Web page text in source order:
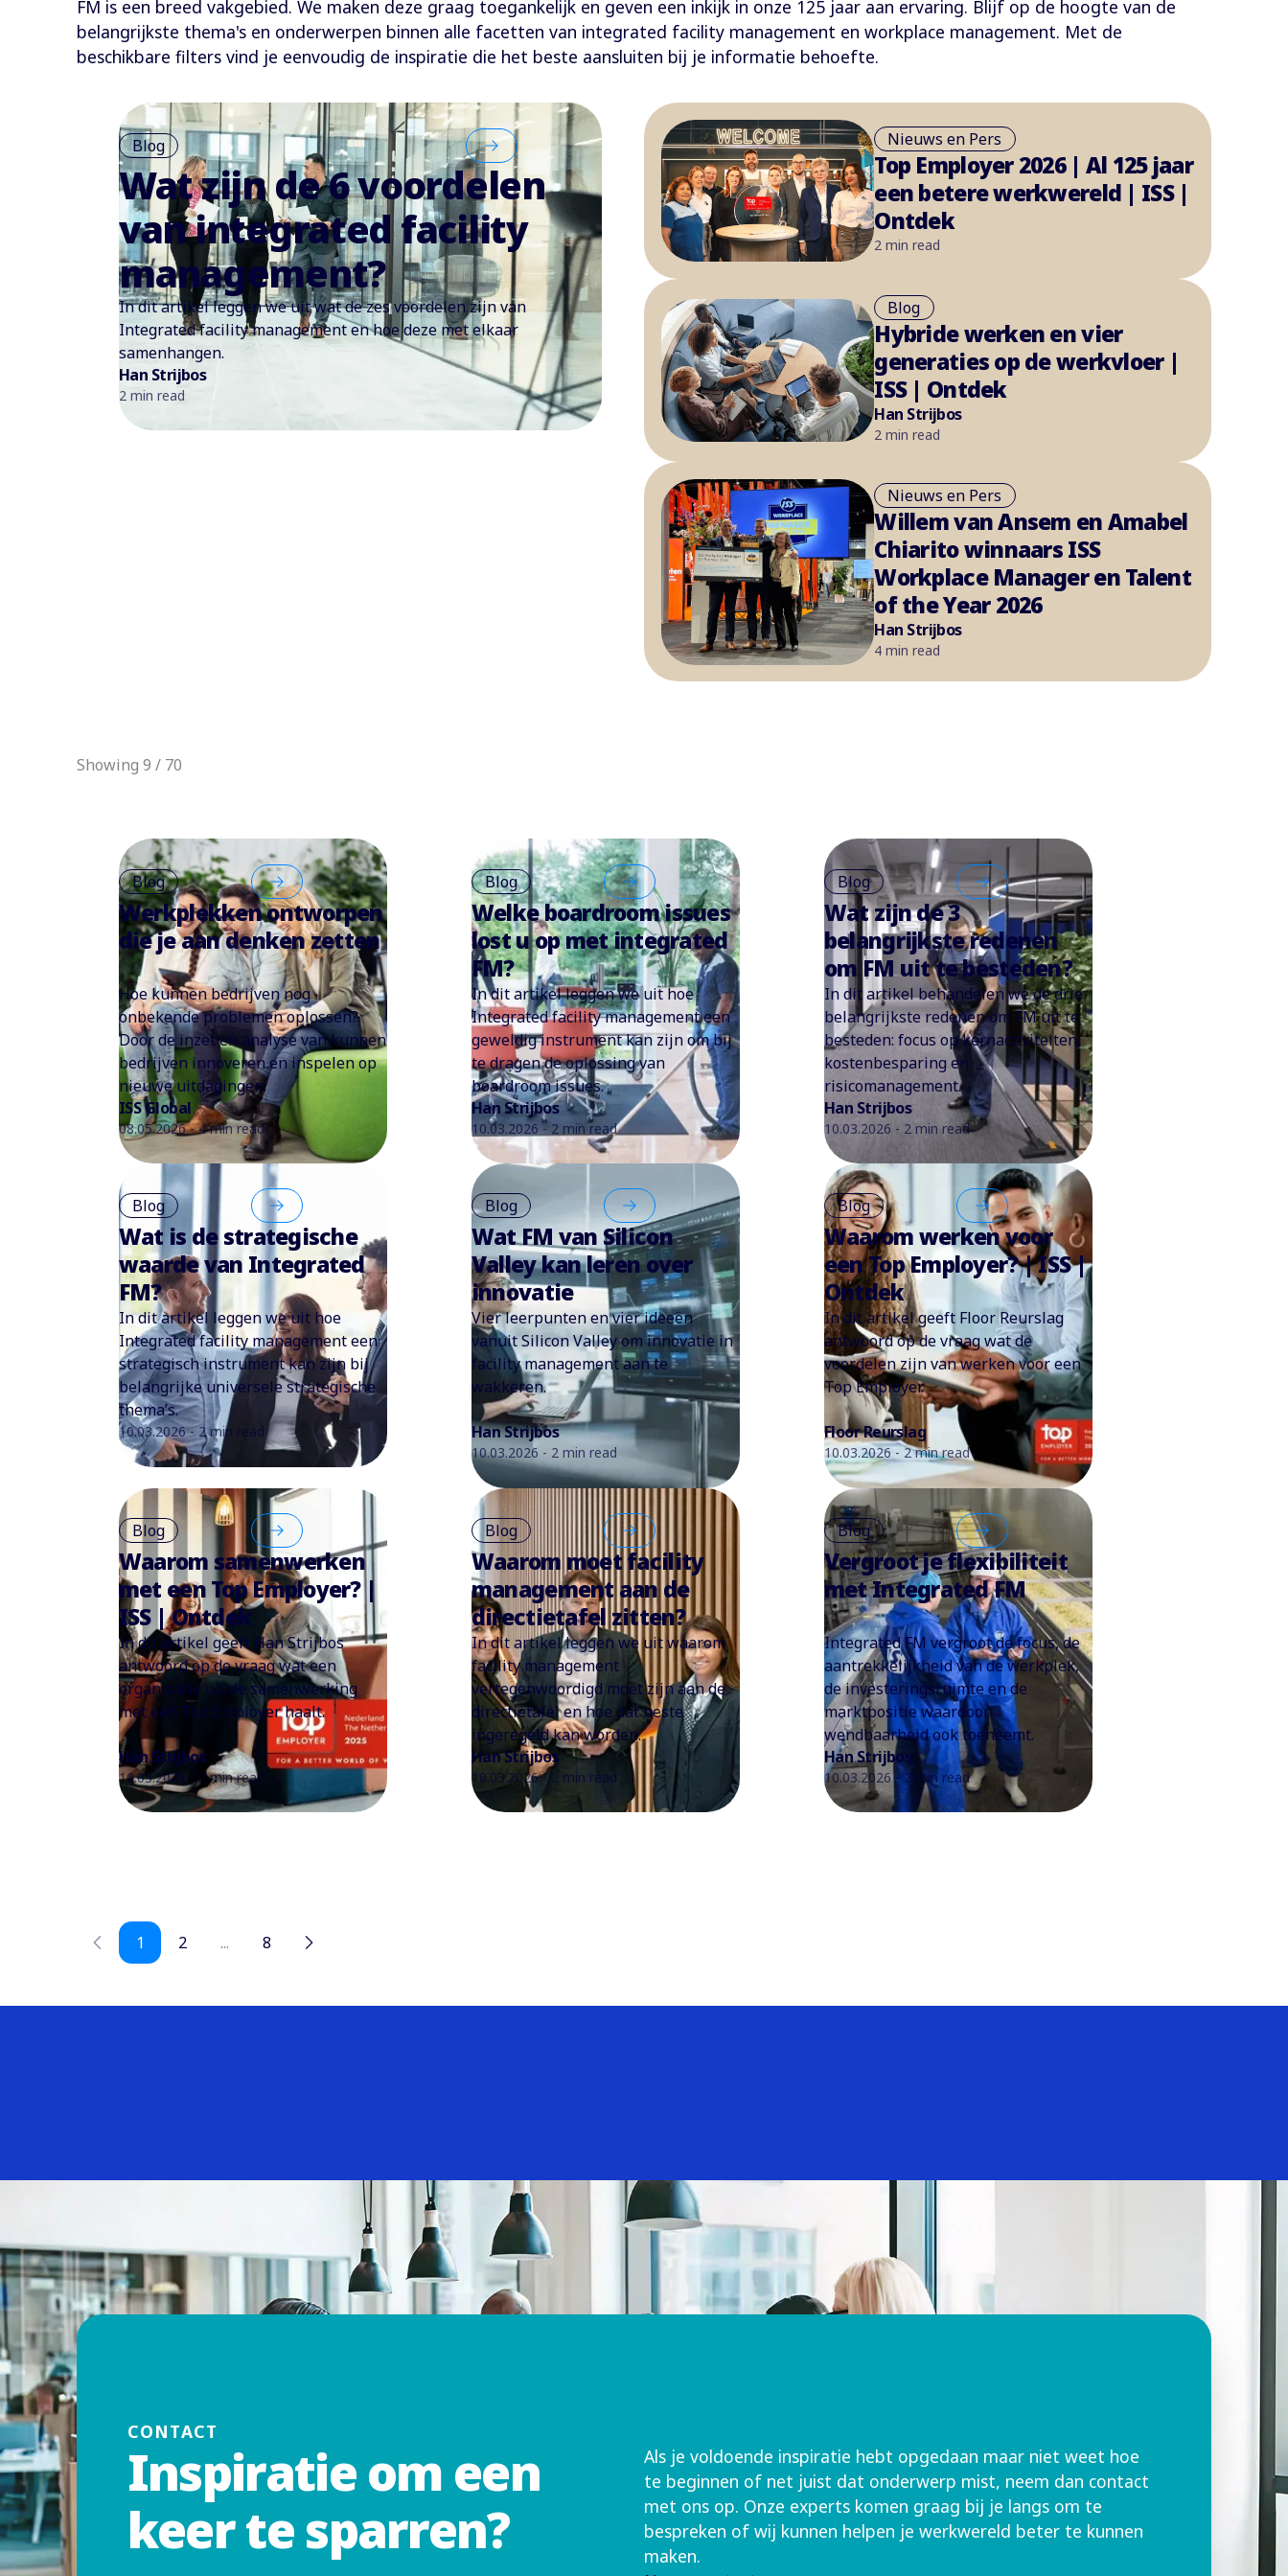
FM is een breed vakgebied. We maken deze graag toegankelijk en geven een inkijk in onze 125 jaar aan ervaring. Blijf op de hoogte van de
belangrijkste thema's en onderwerpen binnen alle facetten van integrated facility management en workplace management. Met de
beschikbare filters vind je eenvoudig de inspiratie die het beste aansluiten bij je informatie behoefte.
Blog
Wat zijn de 6 voordelen
van integrated facility
management?
In dit artikel leggen we uit wat de zes voordelen zijn van
Integrated facility management en hoe deze met elkaar
samenhangen.
Han Strijbos
2 min read
Nieuws en Pers
Top Employer 2026 | Al 125 jaar
een betere werkwereld | ISS |
Ontdek
2 min read
Blog
Hybride werken en vier
generaties op de werkvloer |
ISS | Ontdek
Han Strijbos
2 min read
Nieuws en Pers
Willem van Ansem en Amabel
Chiarito winnaars ISS
Workplace Manager en Talent
of the Year 2026
Han Strijbos
4 min read
Showing 9 / 70
Blog
Werkplekken ontworpen
die je aan denken zetten
Hoe kunnen bedrijven nog
onbekende problemen oplossen?
Door de inzet en analyse van kunnen
bedrijven innoveren en inspelen op
nieuwe uitdagingen.
ISS Global
08.05.2026 - 4 min read
Blog
Welke boardroom issues
lost u op met integrated
FM?
In dit artikel leggen we uit hoe
Integrated facility management een
geweldig instrument kan zijn om bij
te dragen de oplossing van
boardroom issues.
Han Strijbos
10.03.2026 - 2 min read
Blog
Wat zijn de 3
belangrijkste redenen
om FM uit te besteden?
In dit artikel behandelen we de drie
belangrijkste redenen om FM uit te
besteden: focus op kernactiviteiten,
kostenbesparing en
risicomanagement.
Han Strijbos
10.03.2026 - 2 min read
Blog
Wat is de strategische
waarde van Integrated
FM?
In dit artikel leggen we uit hoe
Integrated facility management een
strategisch instrument kan zijn bij
belangrijke universele strategische
thema’s.
10.03.2026 - 2 min read
Blog
Wat FM van Silicon
Valley kan leren over
innovatie
Vier leerpunten en vier ideeën
vanuit Silicon Valley om innovatie in
facility management aan te
wakkeren.
Han Strijbos
10.03.2026 - 2 min read
Blog
Waarom werken voor
een Top Employer? | ISS |
Ontdek
In dit artikel geeft Floor Reurslag
antwoord op de vraag wat de
voordelen zijn van werken voor een
Top Employer.
Floor Reurslag
10.03.2026 - 2 min read
Blog
Waarom samenwerken
met een Top Employer? |
ISS | Ontdek
In dit artikel geeft Han Strijbos
antwoord op de vraag wat een
organisatie uit de samenwerking
met een Top Employer haalt.
Han Strijbos
10.03.2026 - 2 min read
Blog
Waarom moet facility
management aan de
directietafel zitten?
In dit artikel leggen we uit waarom
facility management
vertegenwoordigd moet zijn aan de
directietafel en hoe dat beste
ingeregeld kan worden.
Han Strijbos
10.03.2026 - 2 min read
Blog
Vergroot je flexibiliteit
met Integrated FM
Integrated FM vergroot de focus, de
aantrekkelijkheid van de werkplek,
de investeringsruimte en de
marktpositie waardoor
wendbaarheid ook toeneemt.
Han Strijbos
10.03.2026 - 2 min read
1 2 ... 8
CONTACT
Inspiratie om een
keer te sparren?
Als je voldoende inspiratie hebt opgedaan maar niet weet hoe
te beginnen of net juist dat onderwerp mist, neem dan contact
met ons op. Onze experts komen graag bij je langs om te
bespreken of wij kunnen helpen je werkwereld beter te kunnen
maken.